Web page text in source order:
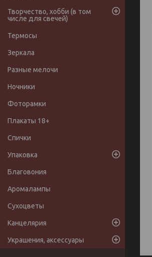
Творчество, хобби (в том
числе для свечей)
Термосы
Зеркала
Разные мелочи
Ночники
Фоторамки
Плакаты 18+
Спички
Упаковка
Благовония
Аромалампы
Сухоцветы
Канцелярия
Украшения, аксессуары